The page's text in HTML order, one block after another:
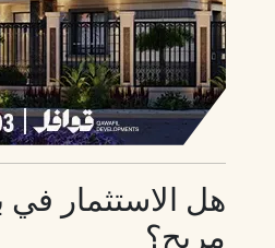
هل الاستثمار
مربح؟